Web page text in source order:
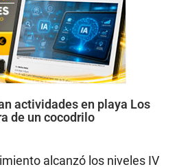
actividades en playa Los
de un cocodrilo
alcanzó los niveles IV